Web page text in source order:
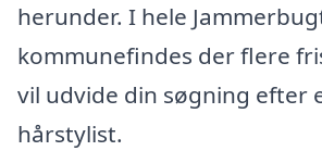
herunder. I hele
kommunefindes der flere
vil udvide din søgning efter
hårstylist.